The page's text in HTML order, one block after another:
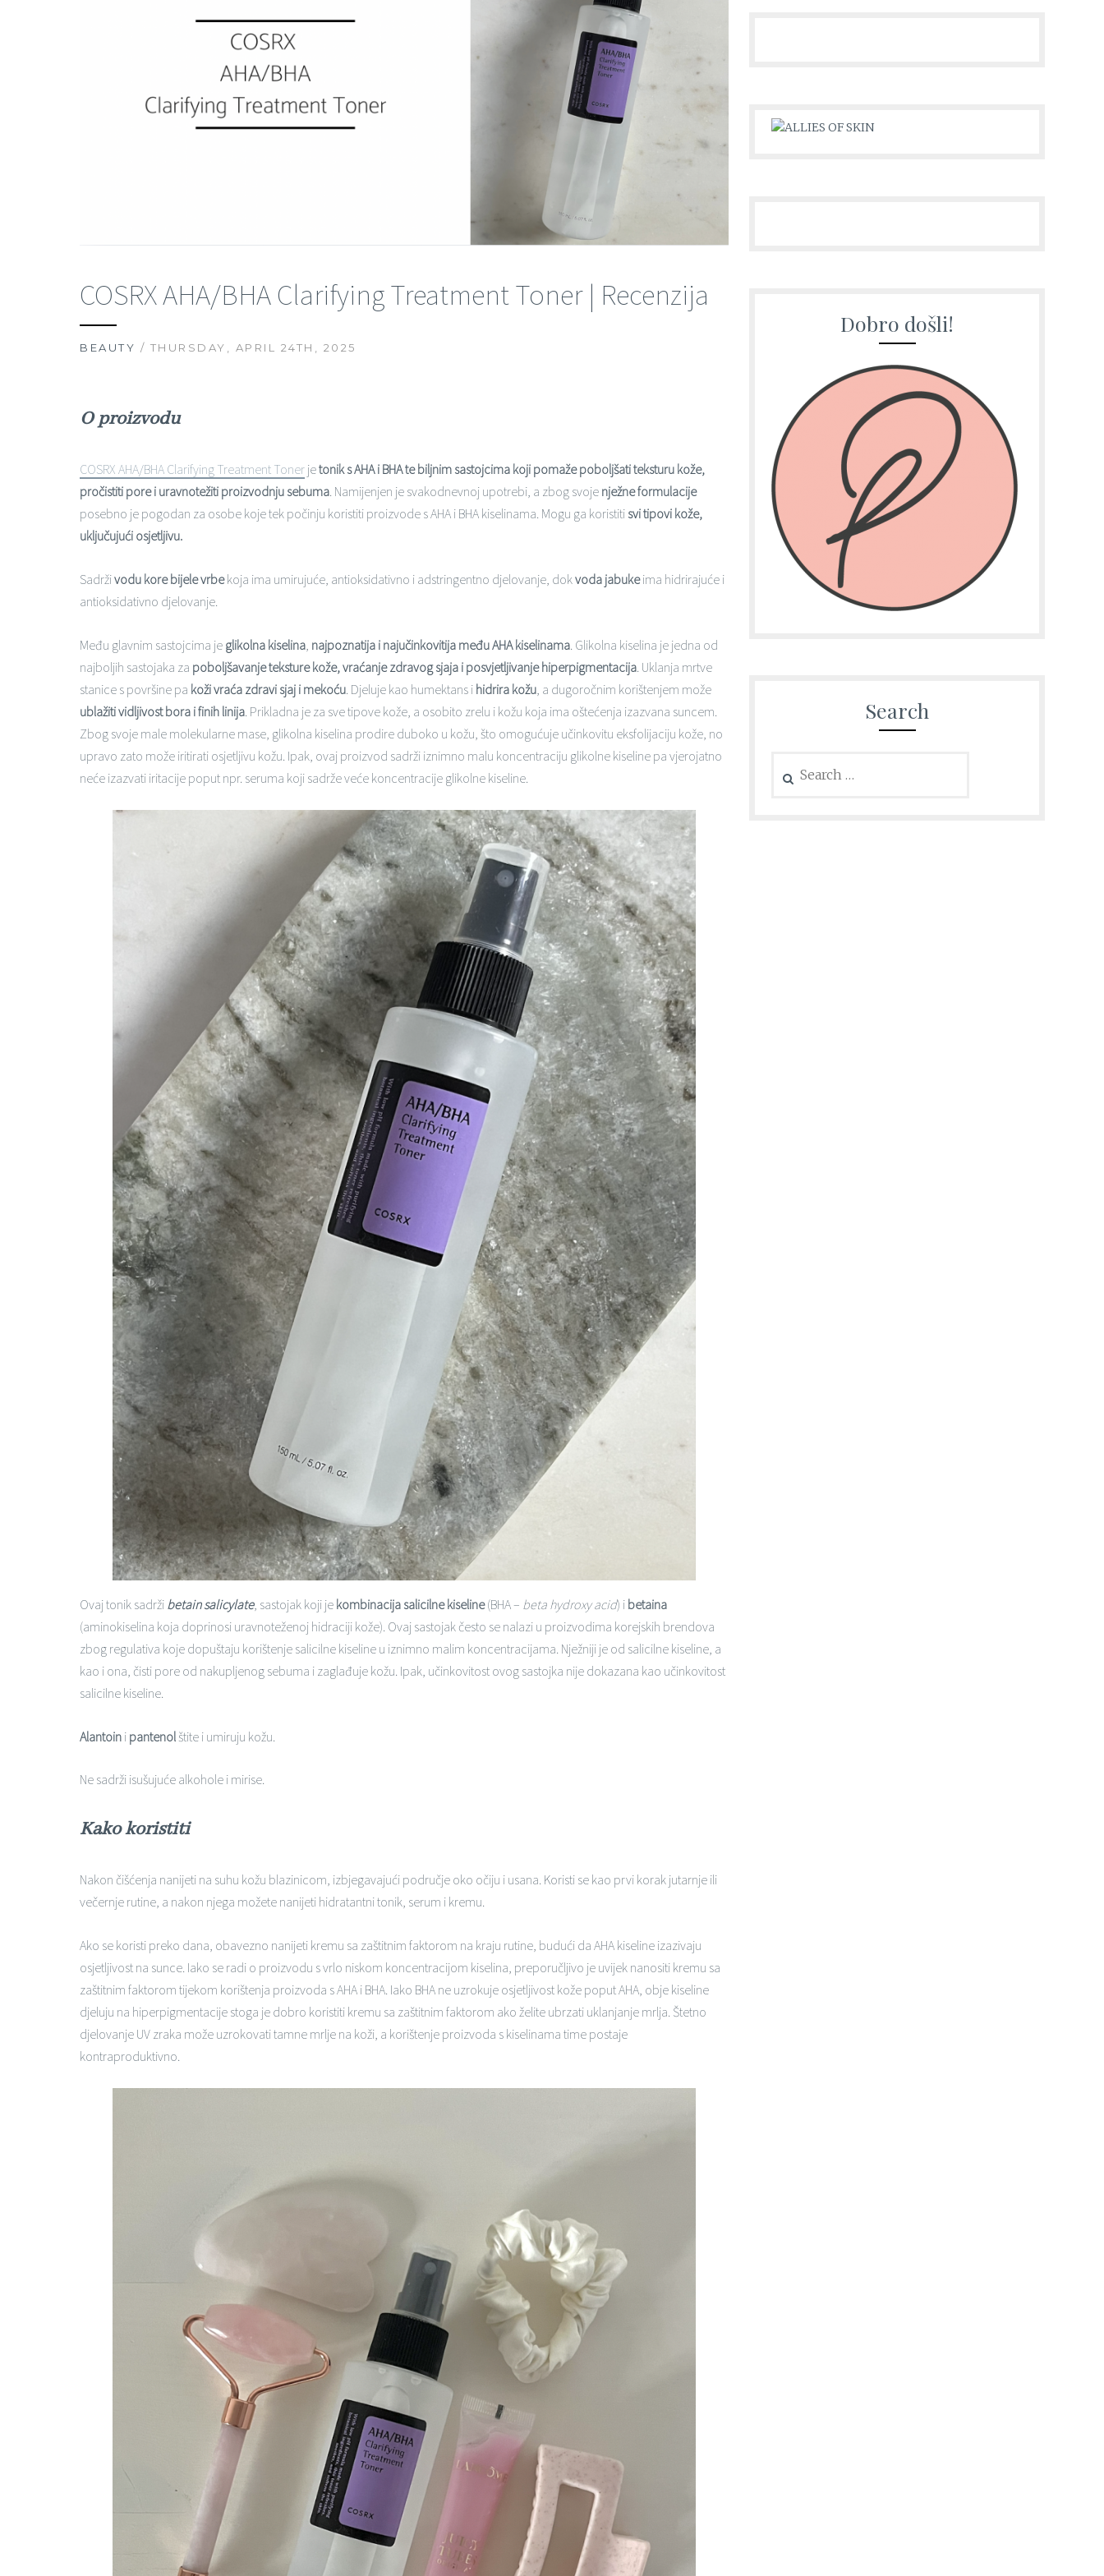
COSRX AHA/BHA Clarifying Treatment Toner | Recenzija
BEAUTY / THURSDAY, APRIL 24TH, 2025
O proizvodu
COSRX AHA/BHA Clarifying Treatment Toner jetonik s AHA i BHA te biljnim sastojcima koji pomaže poboljšati teksturu kože,
pročistiti pore i uravnotežiti proizvodnju sebuma. Namijenjen je svakodnevnoj upotrebi, a zbog svoje nježne formulacije
posebno je pogodan za osobe koje tek počinju koristiti proizvode s AHA i BHA kiselinama. Mogu ga koristiti svi tipovi kože,
uključujući osjetljivu.
Sadrživodu kore bijele vrbekoja ima umirujuće, antioksidativno i adstringentno djelovanje, dok voda jabukeima hidrirajuće i
antioksidativno djelovanje.
Među glavnim sastojcima je glikolna kiselina najpoznatija i najučinkovitija među AHA kiselinama. Glikolna kiselina je jedna od
najboljih sastojaka za poboljšavanje teksture kože, vraćanje zdravog sjaja i posvjetljivanje hiperpigmentacija. Uklanja mrtve
stanice s površine pa koži vraća zdravi sjaj i mekoću. Djeluje kao humektans i hidrira kožu , a dugoročnim korištenjem može
ublažiti vidljivost bora i finih linija. Prikladna je za sve tipove kože, a osobito zrelu i kožu koja ima oštećenja izazvana suncem.
Zbog svoje male molekularne mase, glikolna kiselina prodire duboko u kožu, što omogućuje učinkovitu eksfolijaciju kože, no
upravo zato može iritirati osjetljivu kožu. Ipak, ovaj proizvod sadrži iznimno malu koncentraciju glikolne kiseline pa vjerojatno
neće izazvati iritacije poput npr. seruma koji sadrže veće koncentracije glikolne kiseline.
Ovaj tonik sadrži betain salicylate, sastojak koji je kombinacija salicilne kiseline(BHA – beta hydroxy acid) i betaina
(aminokiselina koja doprinosi uravnoteženoj hidraciji kože). Ovaj sastojak često se nalazi u proizvodima korejskih brendova
zbog regulativa koje dopuštaju korištenje salicilne kiseline u iznimno malim koncentracijama. Nježniji je od salicilne kiseline, a
kao i ona, čisti pore od nakupljenog sebuma i zaglađuje kožu. Ipak, učinkovitost ovog sastojka nije dokazana kao učinkovitost
salicilne kiseline.
Alantoin i pantenol štite i umiruju kožu.
Ne sadrži isušujuće alkohole i mirise.
Kako koristiti
Nakon čišćenja nanijeti na suhu kožu blazinicom, izbjegavajući područje oko očiju i usana. Koristi se kao prvi korak jutarnje ili
večernje rutine, a nakon njega možete nanijeti hidratantni tonik, serum i kremu.
Ako se koristi preko dana, obavezno nanijeti kremu sa zaštitnim faktorom na kraju rutine, budući da AHA kiseline izazivaju
osjetljivost na sunce. Iako se radi o proizvodu s vrlo niskom koncentracijom kiselina, preporučljivo je uvijek nanositi kremu sa
zaštitnim faktorom tijekom korištenja proizvoda s AHA i BHA. Iako BHA ne uzrokuje osjetljivost kože poput AHA, obje kiseline
djeluju na hiperpigmentacije stoga je dobro koristiti kremu sa zaštitnim faktorom ako želite ubrzati uklanjanje mrlja. Štetno
djelovanje UV zraka može uzrokovati tamne mrlje na koži, a korištenje proizvoda s kiselinama time postaje
kontraproduktivno.
Dobro došli!
Search
for: